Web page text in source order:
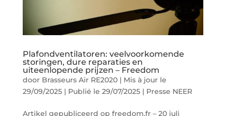
Plafondventilatoren: veelvoorkomende
storingen, dure reparaties en
uiteenlopende prijzen – Freedom
door Brasseurs Air RE2020| Mis à jour le
29/09/2025 | Publié le 29/07/2025| Presse NEER
Artikel gepubliceerd op freedom.fr – 20 juli